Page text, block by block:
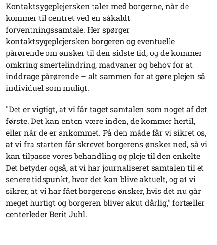
Kontaktsygeplejersken taler med borgerne, når de
kommer til centret ved en såkaldt
forventningssamtale. Her spørger
kontaktsygeplejersken borgeren og eventuelle
pårørende om ønsker til den sidste tid, og de kommer
omkring smertelindring, madvaner og behov for at
inddrage pårørende – alt sammen for at gøre plejen så
individuel som muligt.
"Det er vigtigt, at vi får taget samtalen som noget af det
første. Det kan enten være inden, de kommer hertil,
eller når de er ankommet. På den måde får vi sikret os,
at vi fra starten får skrevet borgerens ønsker ned, så vi
kan tilpasse vores behandling og pleje til den enkelte.
Det betyder også, at vi har journaliseret samtalen til et
senere tidspunkt, hvor det kan blive aktuelt, og at vi
sikrer, at vi har fået borgerens ønsker, hvis det nu går
meget hurtigt og borgeren bliver akut dårlig," fortæller
centerleder Berit Juhl.